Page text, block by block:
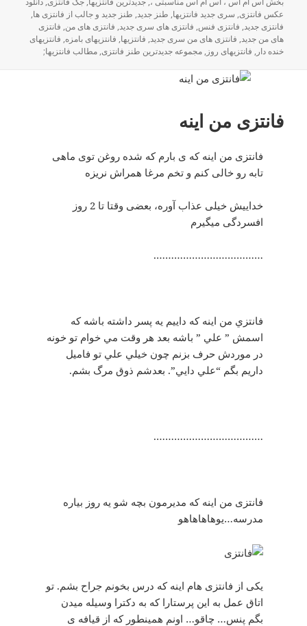
عکس فانتزی, سری جدید فانتزیها, طنز جدید, طنز جدید و جالب از فانتزی ها,
فانتزی جدید, فانتزی فنس, فانتزی های سری جدید, فانتزی های من, فانتزی
های من جدید, فانتزی های من سری جدید, فانتزیها, فانتزیهای بامزه, فانتزیهای
خنده دار, فانتزیهای روز,مجموعه جدیدترین طنز فانتزی,مطالب فانتزیها;
فانتزی من اینه
فانتزی من اینه که ی بارم که شده روغن توی ماهی
تابه رو خالی کنم و تخم مرغا همراش نریزه
خداییش خیلی عذاب آوره، بعضی وقتا تا 2 روز
افسردگی میگیرم
……………………………….
فانتزي من اينه كه داييم يه پسر داشته باشه كه
اسمش ” علي ” باشه بعد هر وقت مي خوام تو خونه
در موردش حرف بزنم چون خيلي علي تو فاميل
داريم بگم “علي دايي”. بعدشم ذوق مرگ بشم.
……………………………….
فانتزی من اینه که مدیرمون بچه شو یه روز بیاره
مدرسه…یوهاهاهاهو
یکی از فانتزی هام اینه که درس بخونم جراح بشم. تو
اتاق عمل به این پرستارا که به دکترا وسیله میدن
بگم پنس… چاقو… اونم همینطور که از قیافه ی